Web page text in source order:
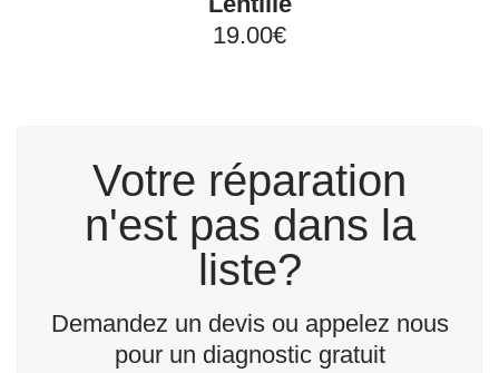
19.00€
Votre réparation
n'est pas dans la
liste?
Demandez un devis ou appelez nous
pour un diagnostic gratuit